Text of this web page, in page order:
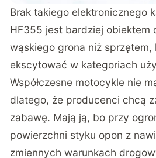
Brak takiego elektronicznego
HF355 jest bardziej obiektem
wąskiego grona niż sprzętem,
ekscytować w kategoriach
Współczesne motocykle nie
dlatego, że producenci chcą
zabawę. Mają ją, bo przy
powierzchni styku opon z
zmiennych warunkach